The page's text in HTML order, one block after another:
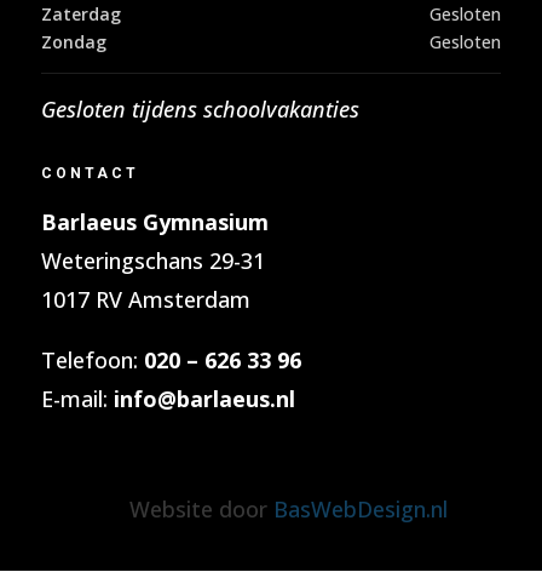
Zaterdag
Gesloten
Zondag
Gesloten
Gesloten tijdens schoolvakanties
CONTACT
Barlaeus Gymnasium
Weteringschans 29-31
1017 RV Amsterdam
Telefoon: 020 – 626 33 96
E-mail: info@barlaeus.nl
Website door BasWebDesign.nl